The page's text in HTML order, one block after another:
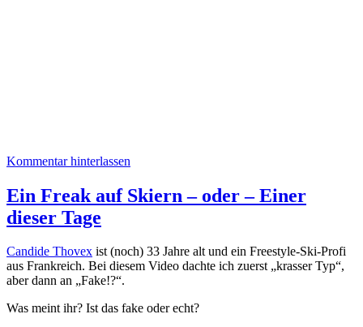
Kommentar hinterlassen
Ein Freak auf Skiern – oder – Einer
dieser Tage
Candide Thovex ist (noch) 33 Jahre alt und ein Freestyle-Ski-Profi
aus Frankreich. Bei diesem Video dachte ich zuerst „krasser Typ“,
aber dann an „Fake!?“.
Was meint ihr? Ist das fake oder echt?